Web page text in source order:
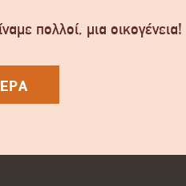
πολλοί, μια οικογένεια!